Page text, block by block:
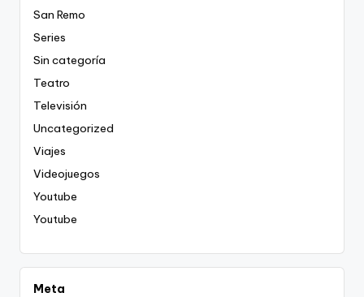
San Remo
Series
Sin categoría
Teatro
Televisión
Uncategorized
Viajes
Videojuegos
Youtube
Youtube
Meta